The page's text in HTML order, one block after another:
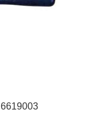
6619003